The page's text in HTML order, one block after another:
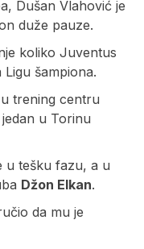
Dušan Vlahović je
duže pauze.
koliko Juventus
šampiona.
trening centru
u Torinu
u tešku fazu, a u
Džon Elkan.
da mu je